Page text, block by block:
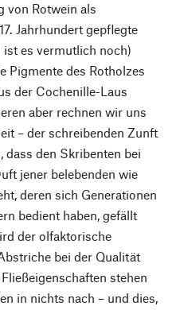
von Rotwein als
Jahrhundert gepflegte
ist es vermutlich noch)
Pigmente des Rotholzes
der Cochenille-Laus
aber rechnen wir uns
– der schreibenden Zunft
dass den Skribenten bei
jener belebenden wie
deren sich Generationen
bedient haben, gefällt
der olfaktorische
bei der Qualität
stehen
in nichts nach – und dies,